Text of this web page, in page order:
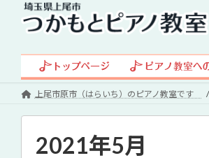
上尾市原市（はらいち）のピアノ教室です
2021年5月